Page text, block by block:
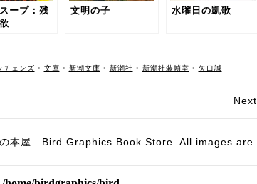
ープ：残
文明の子 水曜日の凱歌
チェンズ • 文庫 • 新潮文庫 • 新潮社 • 新潮社装幀室 • 矢口誠
の本屋 Bird Graphics Book Store. All images